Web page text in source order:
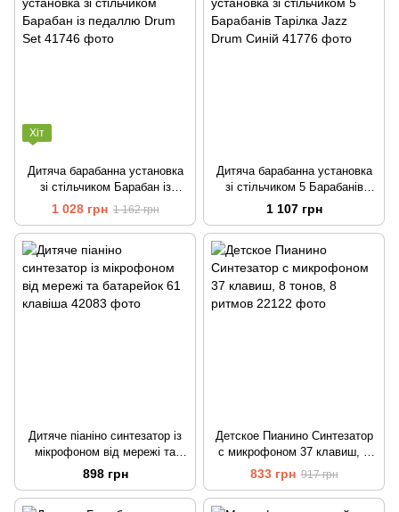
Хіт
Дитяча барабанна установка
зі стільчиком Барабан із
педаллю Drum Set
1 028 грн 1 162 грн
Дитяча барабанна установка
зі стільчиком 5 Барабанів
Тарілка Jazz Drum Синій
1 107 грн
Дитяче піаніно синтезатор із
мікрофоном від мережі та
батарейок 61 клавіша
898 грн
Детское Пианино Синтезатор
с микрофоном 37 клавиш, 8
тонов, 8 ритмов
833 грн 917 грн